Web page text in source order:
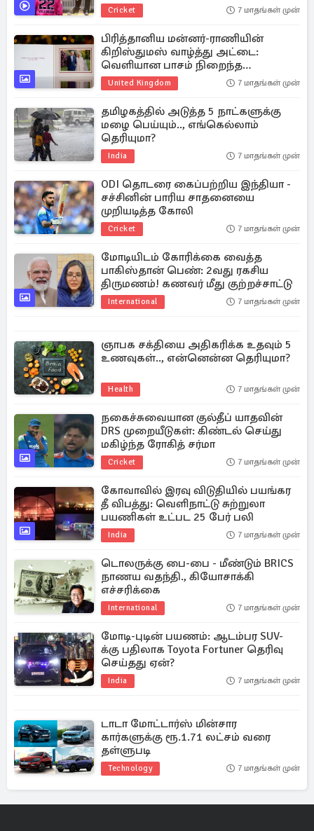
Cricket 7 மாதங்கள் முன்
பிரித்தானிய மன்னர்-ராணியின்
கிறிஸ்துமஸ் வாழ்த்து அட்டை:
வெளியான பாசம் நிறைந்த
புகைப்படம்
United Kingdom 7 மாதங்கள் முன்
தமிழகத்தில் அடுத்த 5 நாட்களுக்கு
மழை பெய்யும்.., எங்கெல்லாம்
தெரியுமா?
India 7 மாதங்கள் முன்
ODI தொடரை கைப்பற்றிய இந்தியா -
சச்சினின் பாரிய சாதனையை
முறியடித்த கோலி
Cricket 7 மாதங்கள் முன்
மோடியிடம் கோரிக்கை வைத்த
பாகிஸ்தான் பெண்: 2வது ரகசிய
திருமணம்! கணவர் மீது குற்றச்சாட்டு
International 7 மாதங்கள் முன்
ஞாபக சக்தியை அதிகரிக்க உதவும் 5
உணவுகள்.., என்னென்ன தெரியுமா?
Health 7 மாதங்கள் முன்
நகைச்சுவையான குல்தீப் யாதவின்
DRS முறையீடுகள்: கிண்டல் செய்து
மகிழ்ந்த ரோகித் சர்மா
Cricket 7 மாதங்கள் முன்
கோவாவில் இரவு விடுதியில் பயங்கர
தீ விபத்து: வெளிநாட்டு சுற்றுலா
பயணிகள் உட்பட 25 பேர் பலி
India 7 மாதங்கள் முன்
டொலருக்கு பை-பை - மீண்டும் BRICS
நாணய வதந்தி., கியோசாக்கி
எச்சரிக்கை
International 7 மாதங்கள் முன்
மோடி-புடின் பயணம்: ஆடம்பர SUV-
க்கு பதிலாக Toyota Fortuner தெரிவு
செய்தது ஏன்?
India 7 மாதங்கள் முன்
டாடா மோட்டார்ஸ் மின்சார
கார்களுக்கு ரூ.1.71 லட்சம் வரை
தள்ளுபடி
Technology 7 மாதங்கள் முன்